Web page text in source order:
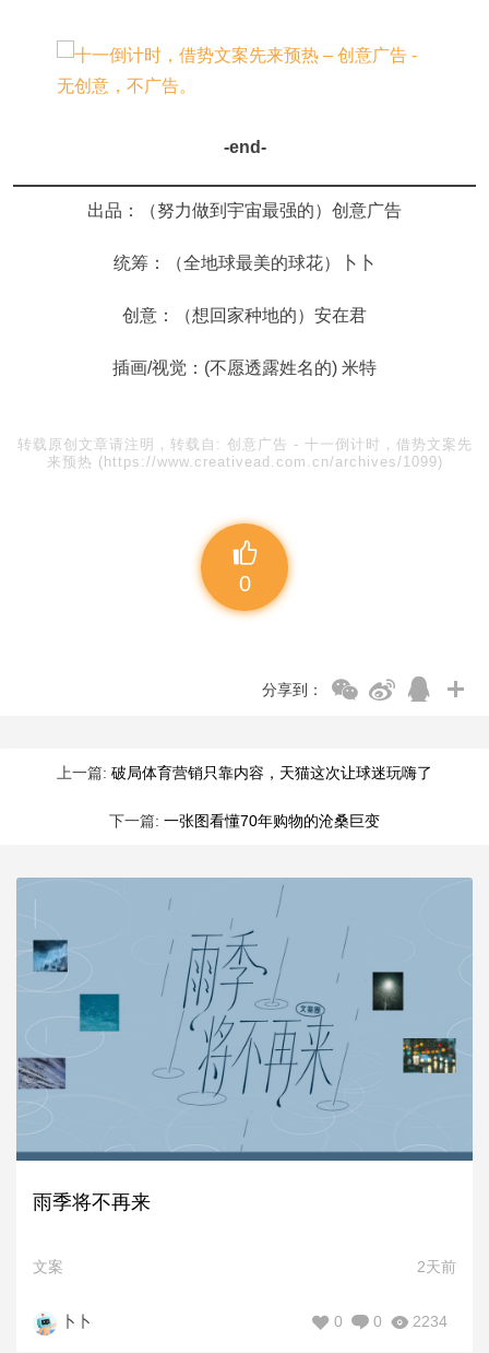
-end-
出品：（努力做到宇宙最强的）创意广告
统筹：（全地球最美的球花）卜卜
创意：（想回家种地的）安在君
插画/视觉：(不愿透露姓名的) 米特
转载原创文章请注明，转载自: 创意广告 - 十一倒计时，借势文案先
来预热 (https://www.creativead.com.cn/archives/1099)
0
分享到：
上一篇: 破局体育营销只靠内容，天猫这次让球迷玩嗨了
下一篇: 一张图看懂70年购物的沧桑巨变
雨季将不再来
文案 2天前
卜卜 2234
0
0